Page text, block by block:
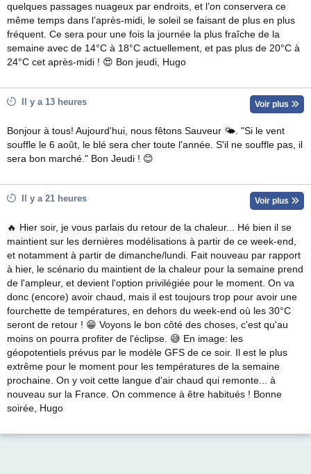
quelques passages nuageux par endroits, et l’on conservera ce
même temps dans l’après-midi, le soleil se faisant de plus en plus
fréquent. Ce sera pour une fois la journée la plus fraîche de la
semaine avec de 14°C à 18°C actuellement, et pas plus de 20°C à
24°C cet après-midi ! 😍 Bon jeudi, Hugo
Il y a 13 heures Voir plus
Bonjour à tous! Aujourd'hui, nous fêtons Sauveur 🌤. "Si le vent
souffle le 6 août, le blé sera cher toute l'année. S'il ne souffle pas, il
sera bon marché." Bon Jeudi ! 😊
Il y a 21 heures Voir plus
🔥 Hier soir, je vous parlais du retour de la chaleur... Hé bien il se
maintient sur les dernières modélisations à partir de ce week-end,
et notamment à partir de dimanche/lundi. Fait nouveau par rapport
à hier, le scénario du maintient de la chaleur pour la semaine prend
de l'ampleur, et devient l'option privilégiée pour le moment. On va
donc (encore) avoir chaud, mais il est toujours trop pour avoir une
fourchette de températures, en dehors du week-end où les 30°C
seront de retour ! 😁 Voyons le bon côté des choses, c'est qu'au
moins on pourra profiter de l'éclipse. 😅 En image: les
géopotentiels prévus par le modèle GFS de ce soir. Il est le plus
extrême pour le moment pour les températures de la semaine
prochaine. On y voit cette langue d'air chaud qui remonte... à
nouveau sur la France. On commence à être habitués ! Bonne
soirée, Hugo